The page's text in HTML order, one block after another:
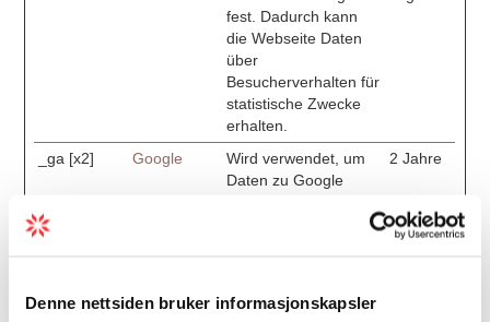
Denne nettsiden bruker informasjonskapsler
fest. Dadurch kann
die Webseite Daten
über
Besucherverhalten für
statistische Zwecke
erhalten.
_ga [x2] Google
Wird verwendet, um
Daten zu Google
über Geräte und
2 Jahre